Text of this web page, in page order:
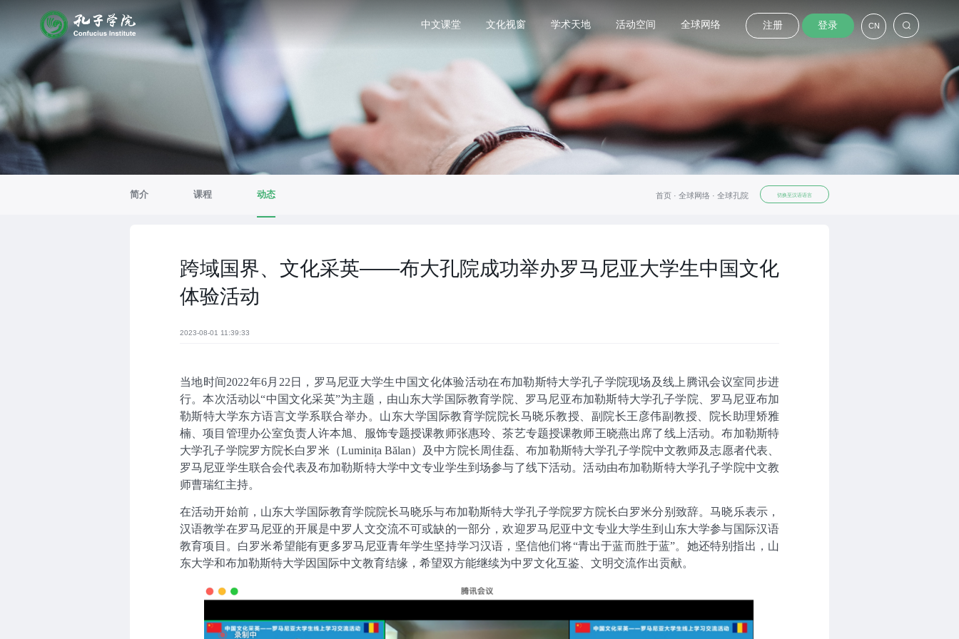
中文课堂 文化视窗 学术天地 活动空间 全球网络 注册 登录 CN
简介 课程 动态 首页 · 全球网络 · 全球孔院 切换至汉语语言
跨域国界、文化采英——布大孔院成功举办罗马尼亚大学生中国文化
体验活动
2023-08-01 11:39:33
当地时间2022年6月 22 日，罗马尼亚大学生中国文化体验活动在布加勒斯特大学孔子学院现场及线上腾讯会议室同步进
行。本次活动以“中国文化采英”为主题，由山东大学国际教育学院、罗马尼亚布加勒斯特大学孔子学院、罗马尼亚布加
勒斯特大学东方语言文学系联合举办。山东大学国际教育学院院长马晓乐教授、副院长王彦伟副教授、院长助理矫雅
楠、项目管理办公室负责人许本旭、服饰专题授课教师张惠玲、茶艺专题授课教师王晓燕出席了线上活动。布加勒斯特
大学孔子学院罗方院长白罗米（Luminița Bălan）及中方院长周佳磊、布加勒斯特大学孔子学院中文教师及志愿者代表、
罗马尼亚学生联合会代表及布加勒斯特大学中文专业学生到场参与了线下活动。活动由布加勒斯特大学孔子学院中文教
师曹瑞红主持。
在活动开始前，山东大学国际教育学院院长马晓乐与布加勒斯特大学孔子学院罗方院长白罗米分别致辞。马晓乐表示，
汉语教学在罗马尼亚的开展是中罗人文交流不可或缺的一部分，欢迎罗马尼亚中文专业大学生到山东大学参与国际汉语
教育项目。白罗米希望能有更多罗马尼亚青年学生坚持学习汉语，坚信他们将“青出于蓝而胜于蓝”。她还特别指出，山
东大学和布加勒斯特大学因国际中文教育结缘，希望双方能继续为中罗文化互鉴、文明交流作出贡献。